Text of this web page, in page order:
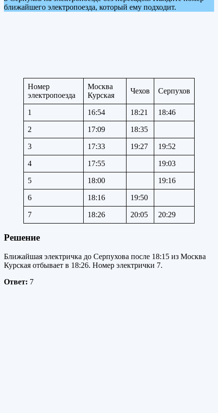
ближайшего электропоезда, который ему подходит.
Номер
электропоезда
Москва
Курская
Чехов Серпухов
1 16:54 18:21 18:46
2 17:09 18:35
3 17:33 19:27 19:52
4 17:55 19:03
5 18:00 19:16
6 18:16 19:50
7 18:26 20:05 20:29
Решение
Ближайшая электричка до Серпухова после 18:15 из Москва
Курская отбывает в 18:26. Номер электрички 7.
Ответ: 7